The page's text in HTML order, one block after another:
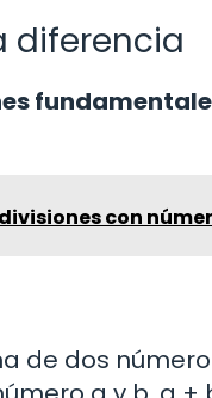
diferencia
con
de dos